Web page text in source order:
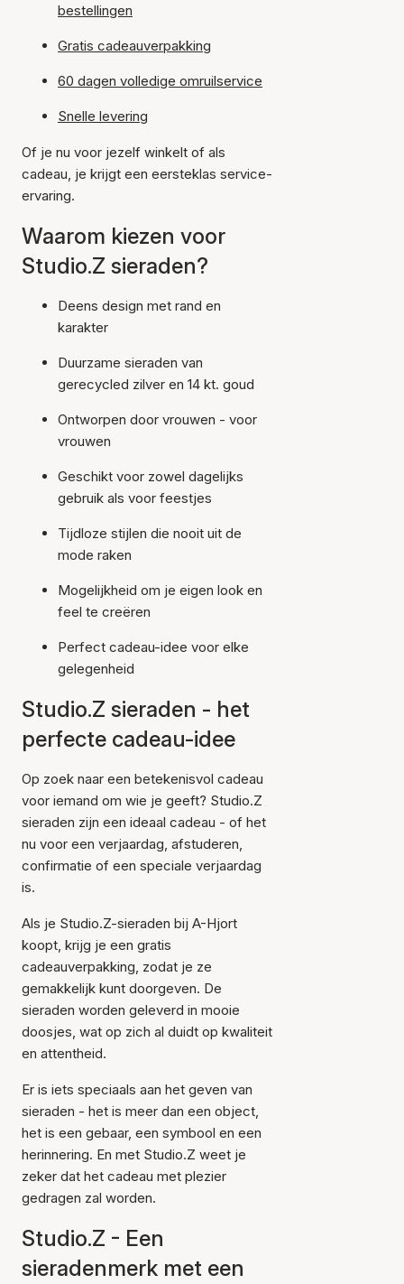
bestellingen
Gratis cadeauverpakking
60 dagen volledige omruilservice
Snelle levering
Of je nu voor jezelf winkelt of als
cadeau, je krijgt een eersteklas service-
ervaring.
Waarom kiezen voor
Studio.Z sieraden?
Deens design met rand en
karakter
Duurzame sieraden van
gerecycled zilver en 14 kt. goud
Ontworpen door vrouwen - voor
vrouwen
Geschikt voor zowel dagelijks
gebruik als voor feestjes
Tijdloze stijlen die nooit uit de
mode raken
Mogelijkheid om je eigen look en
feel te creëren
Perfect cadeau-idee voor elke
gelegenheid
Studio.Z sieraden - het
perfecte cadeau-idee
Op zoek naar een betekenisvol cadeau
voor iemand om wie je geeft? Studio.Z
sieraden zijn een ideaal cadeau - of het
nu voor een verjaardag, afstuderen,
confirmatie of een speciale verjaardag
is.
Als je Studio.Z-sieraden bij A-Hjort
koopt, krijg je een gratis
cadeauverpakking, zodat je ze
gemakkelijk kunt doorgeven. De
sieraden worden geleverd in mooie
doosjes, wat op zich al duidt op kwaliteit
en attentheid.
Er is iets speciaals aan het geven van
sieraden - het is meer dan een object,
het is een gebaar, een symbool en een
herinnering. En met Studio.Z weet je
zeker dat het cadeau met plezier
gedragen zal worden.
Studio.Z - Een
sieradenmerk met een